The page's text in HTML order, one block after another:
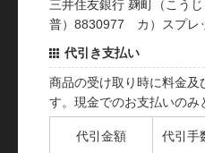
三井住友銀行 麹町（こう
普）8830977 カ）スプレ
代引き支払い
商品の受け取り時に料金
す。現金でのお支払いのみ
代引金額 代引手